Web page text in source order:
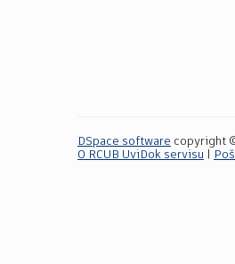
DSpace software copyright
O RCUB UviDok servisu